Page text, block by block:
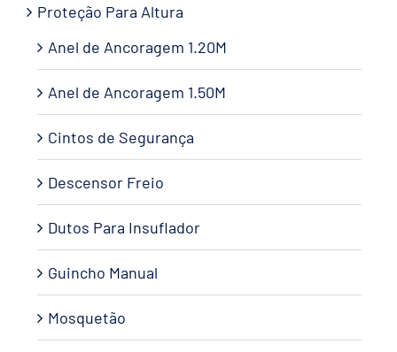
Proteção Para Altura
Anel de Ancoragem 1.20M
Anel de Ancoragem 1.50M
Cintos de Segurança
Descensor Freio
Dutos Para Insuflador
Guincho Manual
Mosquetão